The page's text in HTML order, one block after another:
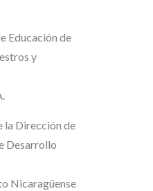
Educación de
y
la Dirección de
Desarrollo
Nicaragüense